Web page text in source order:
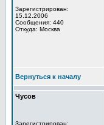
Зарегистрирован:
15.12.2006
Сообщения: 440
Откуда: Москва
Вернуться к началу
Чусов
Зарегистрирован: